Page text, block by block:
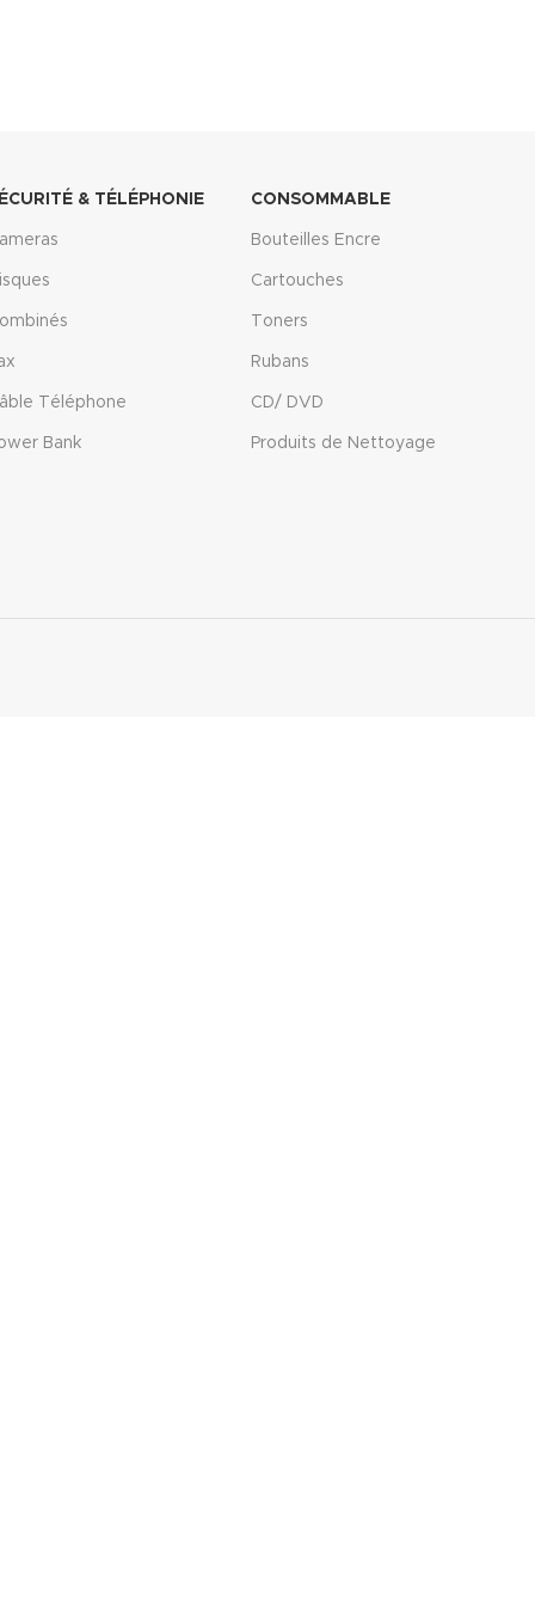
& TÉLÉPHONIE
Téléphone
Bank
CONSOMMABLE
Bouteilles Encre
Cartouches
Toners
Rubans
CD/ DVD
Produits de Nettoyage